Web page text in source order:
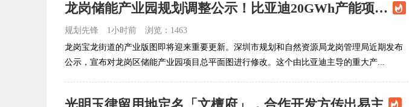
龙岗储能产业园规划调整公示！比亚迪20GWh产能项目迎新进展
规划先锋 1小时前
浏览：1463
龙岗宝龙街道的产业版图即将迎来重要更新。深圳市规划和自然资源局龙岗管理局近期发布
公示，宣布对龙岗区储能产业园项目总平面图进行修改。这个由比亚迪主导的重大产...